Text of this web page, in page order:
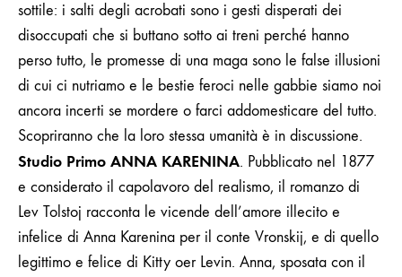
sottile: i salti degli acrobati sono i gesti disperati dei
disoccupati che si buttano sotto ai treni perché hanno
perso tutto, le promesse di una maga sono le false illusioni
di cui ci nutriamo e le bestie feroci nelle gabbie siamo noi
ancora incerti se mordere o farci addomesticare del tutto.
Scopriranno che la loro stessa umanità è in discussione.
Studio Primo ANNA KARENINA. Pubblicato nel 1877
e considerato il capolavoro del realismo, il romanzo di
Lev Tolstoj racconta le vicende dell’amore illecito e
infelice di Anna Karenina per il conte Vronskij, e di quello
legittimo e felice di Kitty oer Levin. Anna, sposata con il